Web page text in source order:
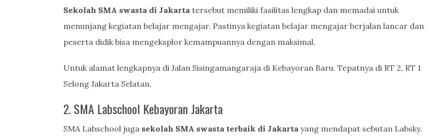
Sekolah SMA swasta di Jakarta tersebut memiliki fasilitas lengkap dan memadai untuk
menunjang kegiatan belajar mengajar. Pastinya kegiatan belajar mengajar berjalan lancar dan
peserta didik bisa mengeksplor kemampuannya dengan maksimal.
Untuk alamat lengkapnya di Jalan Sisingamangaraja di Kebayoran Baru. Tepatnya di RT 2, RT 1
Selong Jakarta Selatan.
2. SMA Labschool Kebayoran Jakarta
SMA Labschool juga sekolah SMA swasta terbaik di Jakarta yang mendapat sebutan Labsky.